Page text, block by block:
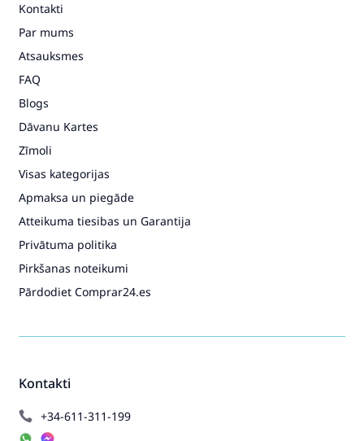
Kontakti
+34-611-311-199
Kontakti
Par mums
Atsauksmes
FAQ
Blogs
Dāvanu Kartes
Zīmoli
Visas kategorijas
Apmaksa un piegāde
Atteikuma tiesibas un Garantija
Privātuma politika
Pirkšanas noteikumi
Pārdodiet Comprar24.es